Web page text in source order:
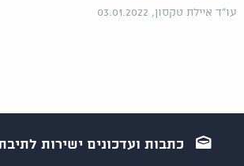
עו"ד איילת טקסון, 03.01.2022
כתבות ועדכונים ישירות